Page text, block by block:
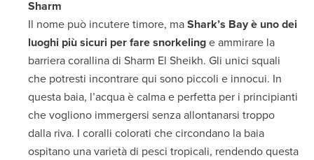
Sharm
Il nome può incutere timore, maShark’s Bay è uno dei
luoghi più sicuri per fare snorkelinge ammirare la
barriera corallina di Sharm El Sheikh. Gli unici squali
che potresti incontrare qui sono piccoli e innocui. In
questa baia, l’acqua è calma e perfetta per i principianti
che vogliono immergersi senza allontanarsi troppo
dalla riva. I coralli colorati che circondano la baia
ospitano una varietà di pesci tropicali, rendendo questa